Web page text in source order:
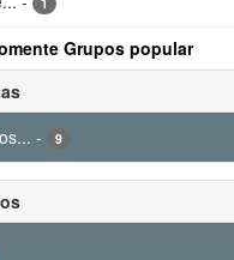
Grupos popular
- 9